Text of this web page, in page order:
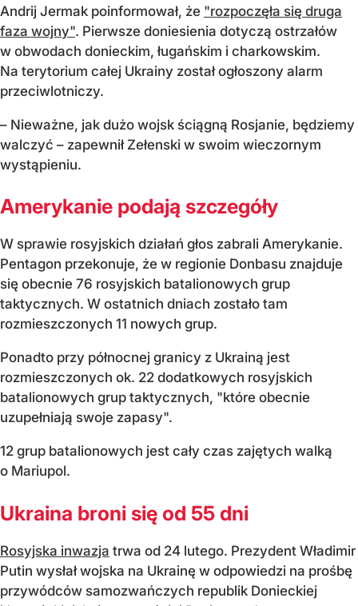
Andrij Jermak poinformował, że "rozpoczęła się druga
faza wojny". Pierwsze doniesienia dotyczą ostrzałów
w obwodach donieckim, ługańskim i charkowskim.
Na terytorium całej Ukrainy został ogłoszony alarm
przeciwlotniczy.
– Nieważne, jak dużo wojsk ściągną Rosjanie, będziemy
walczyć – zapewnił Zełenski w swoim wieczornym
wystąpieniu.
Amerykanie podają szczegóły
W sprawie rosyjskich działań głos zabrali Amerykanie.
Pentagon przekonuje, że w regionie Donbasu znajduje
się obecnie 76 rosyjskich batalionowych grup
taktycznych. W ostatnich dniach zostało tam
rozmieszczonych 11 nowych grup.
Ponadto przy północnej granicy z Ukrainą jest
rozmieszczonych ok. 22 dodatkowych rosyjskich
batalionowych grup taktycznych, "które obecnie
uzupełniają swoje zapasy".
12 grup batalionowych jest cały czas zajętych walką
o Mariupol.
Ukraina broni się od 55 dni
Rosyjska inwazja trwa od 24 lutego. Prezydent Władimir
Putin wysłał wojska na Ukrainę w odpowiedzi na prośbę
przywódców samozwańczych republik Donieckiej